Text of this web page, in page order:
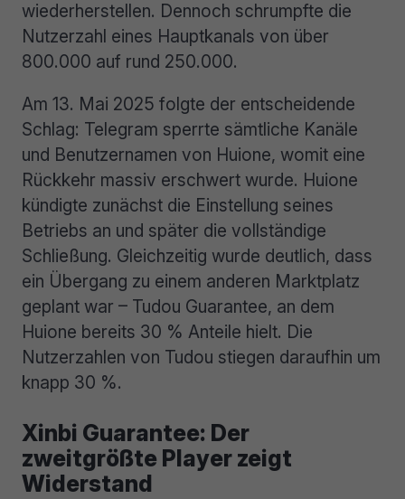
wiederherstellen. Dennoch schrumpfte die
Nutzerzahl eines Hauptkanals von über
800.000 auf rund 250.000.
Am 13. Mai 2025 folgte der entscheidende
Schlag: Telegram sperrte sämtliche Kanäle
und Benutzernamen von Huione, womit eine
Rückkehr massiv erschwert wurde. Huione
kündigte zunächst die Einstellung seines
Betriebs an und später die vollständige
Schließung. Gleichzeitig wurde deutlich, dass
ein Übergang zu einem anderen Marktplatz
geplant war – Tudou Guarantee, an dem
Huione bereits 30 % Anteile hielt. Die
Nutzerzahlen von Tudou stiegen daraufhin um
knapp 30 %.
Xinbi Guarantee: Der
zweitgrößte Player zeigt
Widerstand